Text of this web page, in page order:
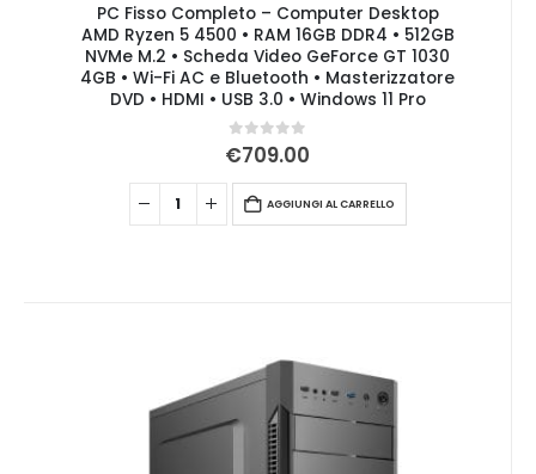
PC Fisso Completo – Computer Desktop
AMD Ryzen 5 4500 • RAM 16GB DDR4 • 512GB
NVMe M.2 • Scheda Video GeForce GT 1030
4GB • Wi-Fi AC e Bluetooth • Masterizzatore
DVD • HDMI • USB 3.0 • Windows 11 Pro
0 Su 5
€709.00
AGGIUNGI AL CARRELLO